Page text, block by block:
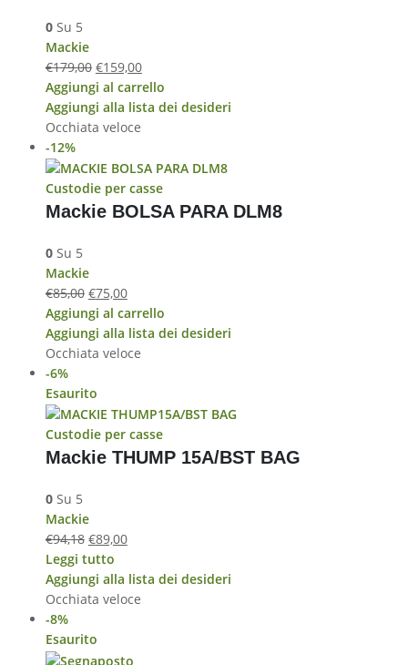
0Su 5
Mackie
€179,00 €159,00
Aggiungi al carrello
Aggiungi alla lista dei desideri
Occhiata veloce
-12%
Custodie per casse
Mackie BOLSA PARA DLM8
0Su 5
Mackie
€85,00 €75,00
Aggiungi al carrello
Aggiungi alla lista dei desideri
Occhiata veloce
-6%
Esaurito
Custodie per casse
Mackie THUMP 15A/BST BAG
0Su 5
Mackie
€94,18 €89,00
Leggi tutto
Aggiungi alla lista dei desideri
Occhiata veloce
-8%
Esaurito